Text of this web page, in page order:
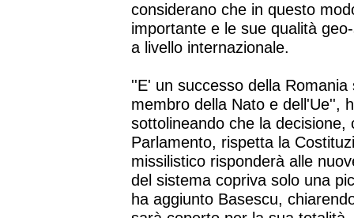
considerano che in questo
importante e le sue qualità
a livello internazionale.
''E' un successo della
membro della Nato e dell'Ue'',
sottolineando che la
Parlamento, rispetta la
missilistico risponderà alle
del sistema copriva solo una
ha aggiunto Basescu,